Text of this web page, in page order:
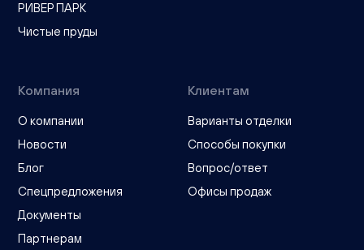
РИВЕР ПАРК
Чистые пруды
Компания
О компании
Новости
Блог
Спецпредложения
Документы
Партнерам
Клиентам
Варианты отделки
Способы покупки
Вопрос/ответ
Офисы продаж